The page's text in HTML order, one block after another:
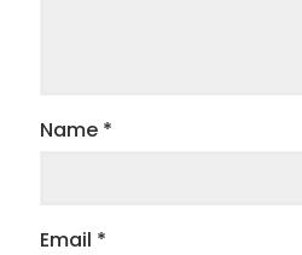
Name *
Email *